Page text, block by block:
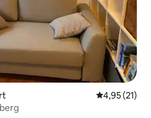
Gemiddelde
4,95 (21)